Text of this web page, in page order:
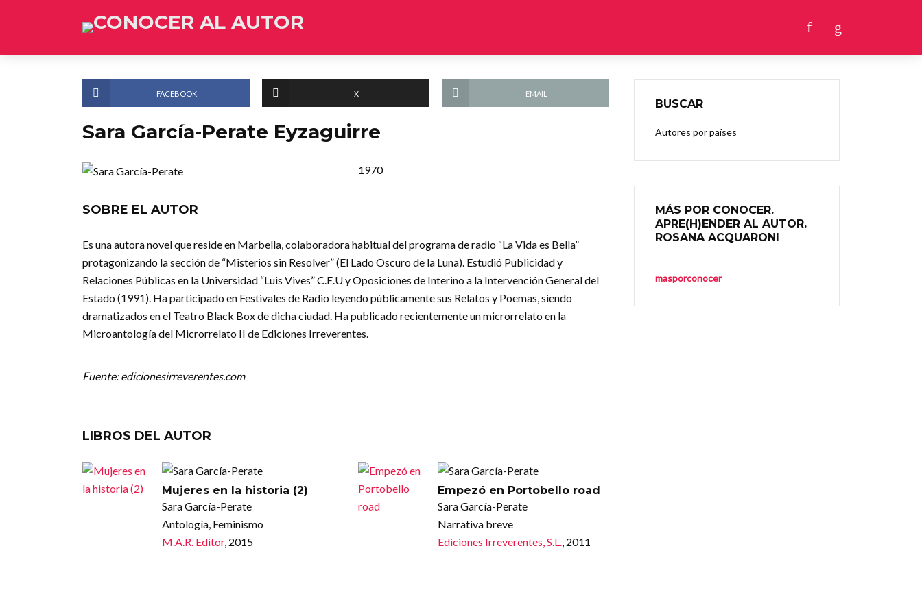
FACEBOOK X EMAIL
Sara García-Perate Eyzaguirre
1970
SOBRE EL AUTOR
Es una autora novel que reside en Marbella, colaboradora habitual del programa de radio “La Vida es Bella”
protagonizando la sección de “Misterios sin Resolver” (El Lado Oscuro de la Luna). Estudió Publicidad y
Relaciones Públicas en la Universidad “Luis Vives” C.E.U y Oposiciones de Interino a la Intervención General del
Estado (1991). Ha participado en Festivales de Radio leyendo públicamente sus Relatos y Poemas, siendo
dramatizados en el Teatro Black Box de dicha ciudad. Ha publicado recientemente un microrrelato en la
Microantología del Microrrelato II de Ediciones Irreverentes.
Fuente: edicionesirreverentes.com
LIBROS DEL AUTOR
Mujeres en la historia (2)
Sara García-Perate
Antología, Feminismo
M.A.R. Editor, 2015
Empezó en Portobello road
Sara García-Perate
Narrativa breve
Ediciones Irreverentes, S.L., 2011
BUSCAR
Autores por países
MÁS POR CONOCER.
APRE(H)ENDER AL AUTOR.
ROSANA ACQUARONI
masporconocer